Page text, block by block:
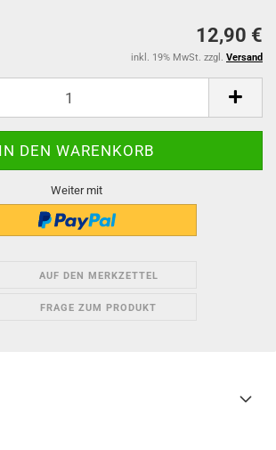
12,90 €
inkl. 19% MwSt. zzgl. Versand
Weiter mit
AUF DEN MERKZETTEL
FRAGE ZUM PRODUKT